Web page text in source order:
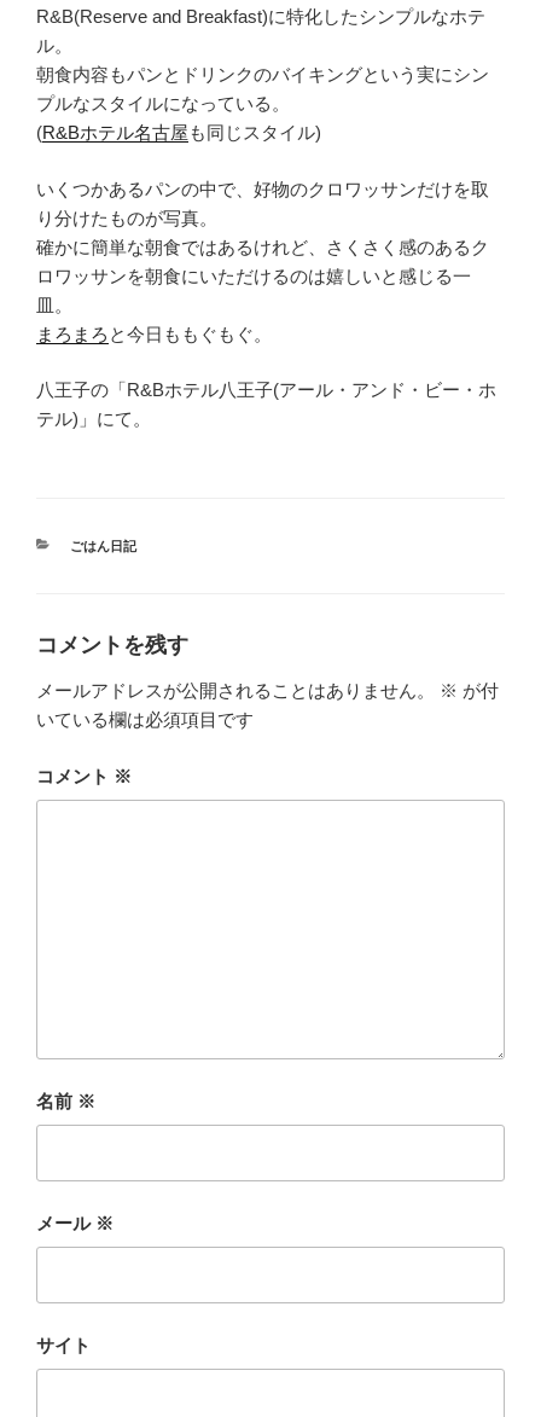
R&B(Reserve and Breakfast)に特化したシンプルなホテ
ル。
朝食内容もパンとドリンクのバイキングという実にシン
プルなスタイルになっている。
(R&Bホテル名古屋 も同じスタイル)
いくつかあるパンの中で、好物のクロワッサンだけを取
り分けたものが写真。
確かに簡単な朝食ではあるけれど、さくさく感のあるク
ロワッサンを朝食にいただけるのは嬉しいと感じる一
皿。
まろまろ と今日ももぐもぐ。
八王子の「R&Bホテル八王子(アール・アンド・ビー・ホ
テル)」にて。
カ
ごはん日記
コメントを残す
メールアドレスが公開されることはありません。 ※ が付
いている欄は必須項目です
コメント ※
名前 ※
メール ※
サイト